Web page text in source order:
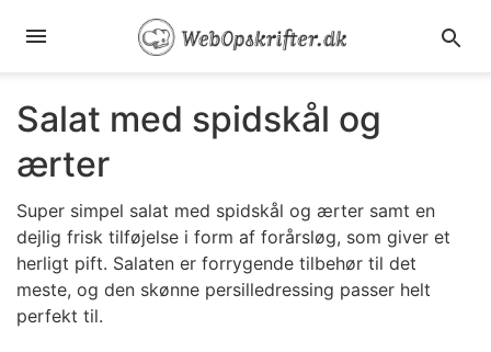
Salat med spidskål og
ærter
Super simpel salat med spidskål og ærter samt en
dejlig frisk tilføjelse i form af forårsløg, som giver et
herligt pift. Salaten er forrygende tilbehør til det
meste, og den skønne persilledressing passer helt
perfekt til.